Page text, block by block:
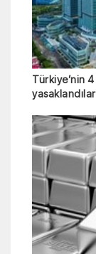
Türkiye’nin
yasaklandılar